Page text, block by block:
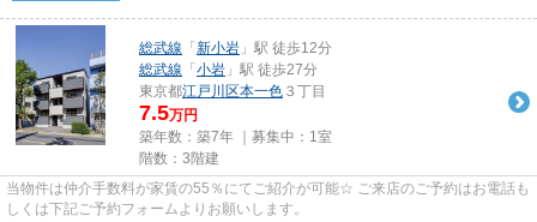
総武線 「 新小岩 」駅 徒歩12分
総武線 「 小岩 」駅 徒歩27分
東京都江戸川区本一色 ３丁目
7.5万円
築年数：築7年 ｜募集中： 1室
階数：3階建
当物件は仲介手数料が家賃の55％にてご紹介が可能☆ ご来店のご予約はお電話も
しくは下記ご予約フォームよりお願いします。